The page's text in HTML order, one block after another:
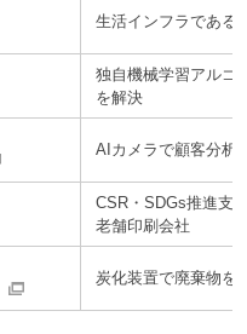
生活インフラである
独自機械学習アルゴ
を解決
AIカメラで顧客分析
CSR・SDGs推進支
老舗印刷会社
炭化装置で廃棄物を